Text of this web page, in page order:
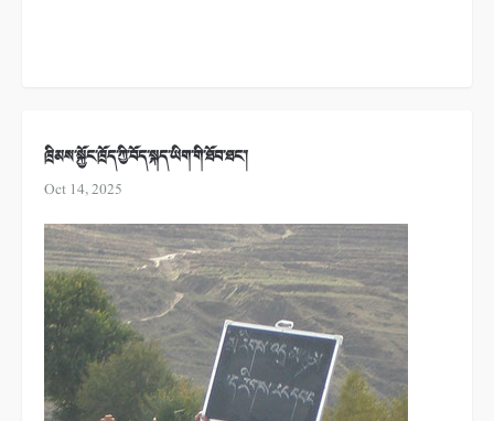
ཁྲིམས་སྐྱོང་ཁྲོད་ཀྱི་བོད་སྐད་ཡིག་གི་ཐོབ་ཐང་།
Oct 14, 2025